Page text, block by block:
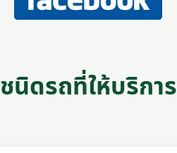
ชนิดรถที่ให้บริการ